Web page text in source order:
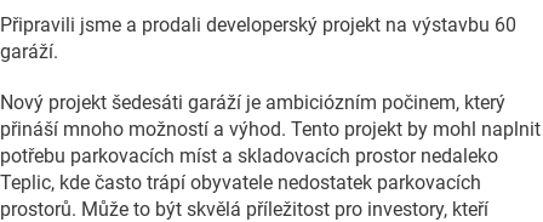
Připravili jsme a prodali developerský projekt na výstavbu 60
garáží.
Nový projekt šedesáti garáží je ambiciózním počinem, který
přináší mnoho možností a výhod. Tento projekt by mohl naplnit
potřebu parkovacích míst a skladovacích prostor nedaleko
Teplic, kde často trápí obyvatele nedostatek parkovacích
prostorů. Může to být skvělá příležitost pro investory, kteří